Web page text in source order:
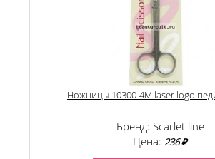
Ножницы 10300-4M laser logo
Бренд: Scarlet line
Цена: 236 ₽